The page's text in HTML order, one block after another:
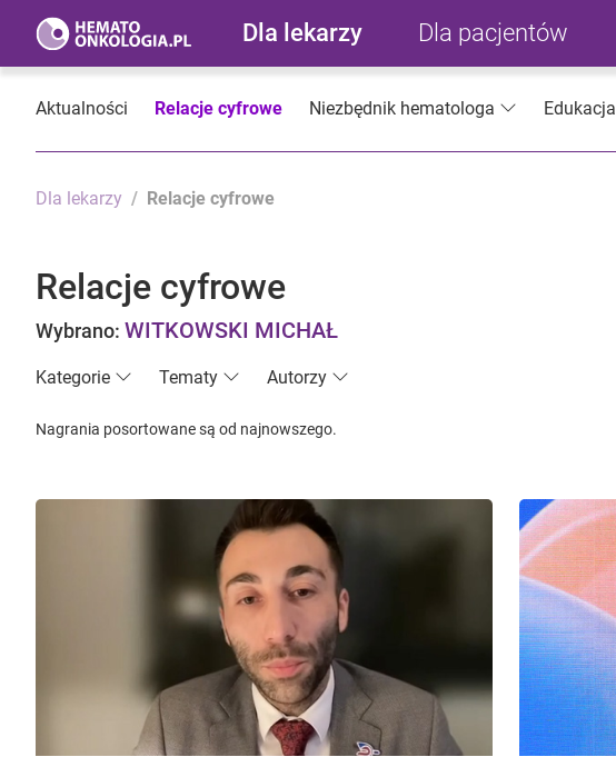
Dla lekarzy Dla pacjentów
Aktualności Relacje cyfrowe Niezbędnik hematologa Edukacja
Dla lekarzy Relacje cyfrowe
Relacje cyfrowe
Wybrano: WITKOWSKI MICHAŁ
Kategorie Tematy Autorzy
Nagrania posortowane są od najnowszego.